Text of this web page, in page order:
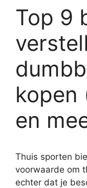
Top 9
kopen
en
Thuis sporten
voorwaarde om
echter dat je